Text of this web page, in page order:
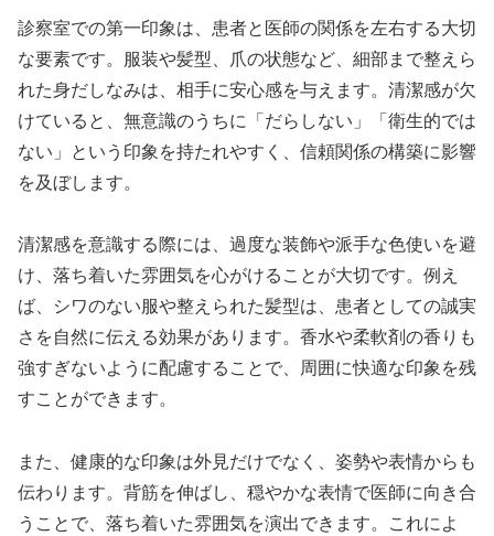
診察室での第一印象は、患者と医師の関係を左右する大切
な要素です。服装や髪型、爪の状態など、細部まで整えら
れた身だしなみは、相手に安心感を与えます。清潔感が欠
けていると、無意識のうちに「だらしない」「衛生的では
ない」という印象を持たれやすく、信頼関係の構築に影響
を及ぼします。
清潔感を意識する際には、過度な装飾や派手な色使いを避
け、落ち着いた雰囲気を心がけることが大切です。例え
ば、シワのない服や整えられた髪型は、患者としての誠実
さを自然に伝える効果があります。香水や柔軟剤の香りも
強すぎないように配慮することで、周囲に快適な印象を残
すことができます。
また、健康的な印象は外見だけでなく、姿勢や表情からも
伝わります。背筋を伸ばし、穏やかな表情で医師に向き合
うことで、落ち着いた雰囲気を演出できます。これによ